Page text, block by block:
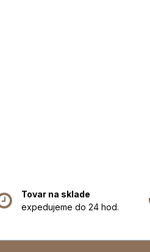
Tovar na sklade
expedujeme do 24 hod.